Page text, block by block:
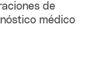
de
médico